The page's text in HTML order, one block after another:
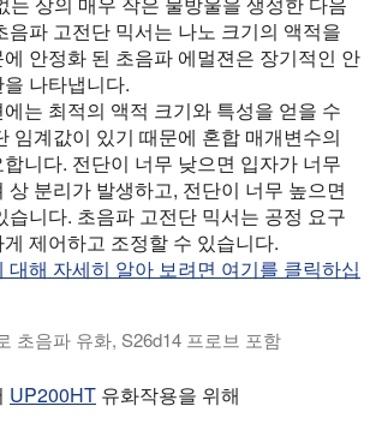
음파 고전단 믹서는 나노 크기의 액적을
안정화 된 초음파 에멀젼은 장기적인 안
나타냅니다.
는 최적의 액적 크기와 특성을 얻을 수
임계값이 있기 때문에 혼합 매개변수의
니다. 전단이 너무 낮으면 입자가 너무
상 분리가 발생하고, 전단이 너무 높으면
습니다. 초음파 고전단 믹서는 공정 요구
제어하고 조정할 수 있습니다.
대해 자세히 알아 보려면 여기를 클릭하십
초음파 유화, S26d14 프로브 포함
UP200HT 유화작용을 위해